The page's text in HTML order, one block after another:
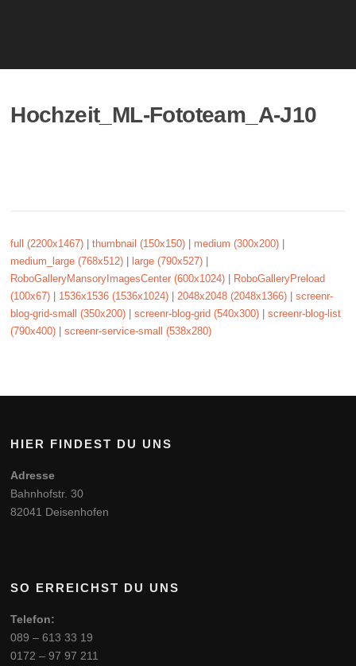
Hochzeit_ML-Fototeam_A-J10
full (2200x1467) |thumbnail (150x150) medium (300x200)
medium_large (768x512)
large (790x527)
RoboGalleryMansoryImagesCenter (600x1024)
RoboGalleryPreload
(100x67)
1536x1536 (1536x1024) |2048x2048 (2048x1366) |screenr-
blog-grid-small (350x200) |screenr-blog-grid (540x300) |screenr-blog-list
(790x400) |screenr-service-small (538x280)
HIER FINDEST DU UNS
Adresse
Bahnhofstr. 30
82041 Deisenhofen
SO ERREICHST DU UNS
Telefon:
089 – 613 33 19
0172 – 97 97 211